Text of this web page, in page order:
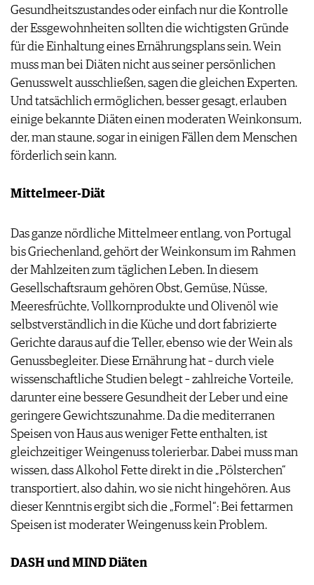
Gesundheitszustandes oder einfach nur die Kontrolle
der Essgewohnheiten sollten die wichtigsten Gründe
für die Einhaltung eines Ernährungsplans sein. Wein
muss man bei Diäten nicht aus seiner persönlichen
Genusswelt ausschließen, sagen die gleichen Experten.
Und tatsächlich ermöglichen, besser gesagt, erlauben
einige bekannte Diäten einen moderaten Weinkonsum,
der, man staune, sogar in einigen Fällen dem Menschen
förderlich sein kann.
Mittelmeer-Diät
Das ganze nördliche Mittelmeer entlang, von Portugal
bis Griechenland, gehört der Weinkonsum im Rahmen
der Mahlzeiten zum täglichen Leben. In diesem
Gesellschaftsraum gehören Obst, Gemüse, Nüsse,
Meeresfrüchte, Vollkornprodukte und Olivenöl wie
selbstverständlich in die Küche und dort fabrizierte
Gerichte daraus auf die Teller, ebenso wie der Wein als
Genussbegleiter. Diese Ernährung hat – durch viele
wissenschaftliche Studien belegt – zahlreiche Vorteile,
darunter eine bessere Gesundheit der Leber und eine
geringere Gewichtszunahme. Da die mediterranen
Speisen von Haus aus weniger Fette enthalten, ist
gleichzeitiger Weingenuss tolerierbar. Dabei muss man
wissen, dass Alkohol Fette direkt in die „Pölsterchen“
transportiert, also dahin, wo sie nicht hingehören. Aus
dieser Kenntnis ergibt sich die „Formel“: Bei fettarmen
Speisen ist moderater Weingenuss kein Problem.
DASH und MIND Diäten